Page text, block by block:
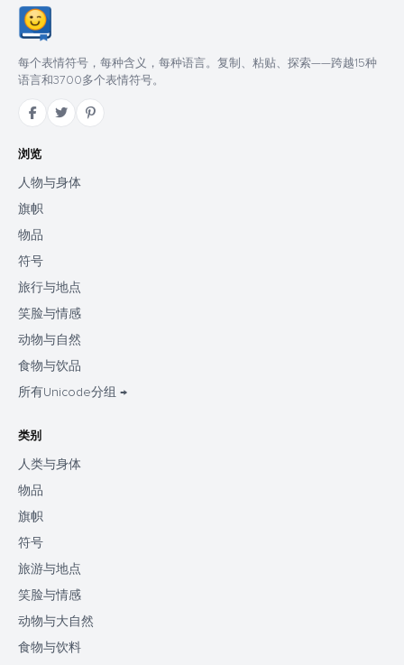
每个表情符号，每种含义，每种语言。复制、粘贴、探索——跨越15种
语言和3700多个表情符号。
浏览
人物与身体
旗帜
物品
符号
旅行与地点
笑脸与情感
动物与自然
食物与饮品
所有Unicode分组 →
类别
人类与身体
物品
旗帜
符号
旅游与地点
笑脸与情感
动物与大自然
食物与饮料